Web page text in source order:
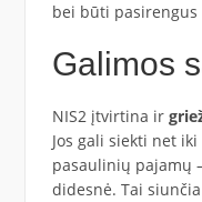
bei būti
Galimos
NIS2 įtvirtina ir
Jos gali siekti net
pasaulinių pajamų
didesnė. Tai